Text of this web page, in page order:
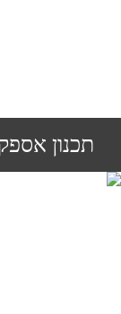
תכנון אספקת